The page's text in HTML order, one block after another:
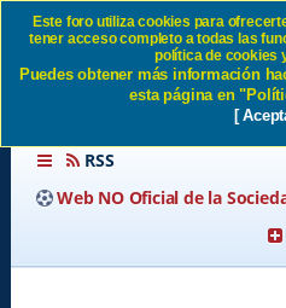
RSS
Web NO Oficial de la
Este foro utiliza cookies para
tener acceso completo a todas las
política de cookies
Puedes obtener más información
esta página en
[